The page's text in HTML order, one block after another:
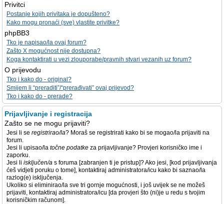
Privitci
Postanje kojih privitaka je dopušteno?
Kako mogu pronaći (sve) vlastite privitke?
phpBB3
Tko je napisao/la ovaj forum?
Zašto X mogućnost nije dostupna?
Koga kontaktirati u vezi zlouporabe/pravnih stvari vezanih uz forum?
O prijevodu
Tko i kako do - original?
Smijem li “preraditi”/“prerađivati” ovaj prijevod?
Tko i kako do - prerade?
Prijavljivanje i registracija
Zašto se ne mogu prijaviti?
Jesi li se registrirao/la? Moraš se registrirati kako bi se mogao/la prijaviti na
forum.
Jesi li upisao/la točne podatke za prijavljivanje? Provjeri korisničko ime i
zaporku.
Jesi li isključen/a s foruma [zabranjen ti je pristup]? Ako jesi, [kod prijavljivanja
ćeš vidjeti poruku o tome], kontaktiraj administratora/icu kako bi saznao/la
razlog(e) isključenja.
Ukoliko si eliminirao/la sve tri gornje mogućnosti, i još uvijek se ne možeš
prijaviti, kontaktiraj administratora/icu [da provjeri što (ni)je u redu s tvojim
korisničkim računom].